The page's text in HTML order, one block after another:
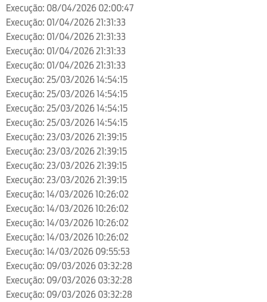
Execução: 08/04/2026 02:00:47
Execução: 01/04/2026 21:31:33
Execução: 01/04/2026 21:31:33
Execução: 01/04/2026 21:31:33
Execução: 01/04/2026 21:31:33
Execução: 25/03/2026 14:54:15
Execução: 25/03/2026 14:54:15
Execução: 25/03/2026 14:54:15
Execução: 25/03/2026 14:54:15
Execução: 23/03/2026 21:39:15
Execução: 23/03/2026 21:39:15
Execução: 23/03/2026 21:39:15
Execução: 23/03/2026 21:39:15
Execução: 14/03/2026 10:26:02
Execução: 14/03/2026 10:26:02
Execução: 14/03/2026 10:26:02
Execução: 14/03/2026 10:26:02
Execução: 14/03/2026 09:55:53
Execução: 09/03/2026 03:32:28
Execução: 09/03/2026 03:32:28
Execução: 09/03/2026 03:32:28